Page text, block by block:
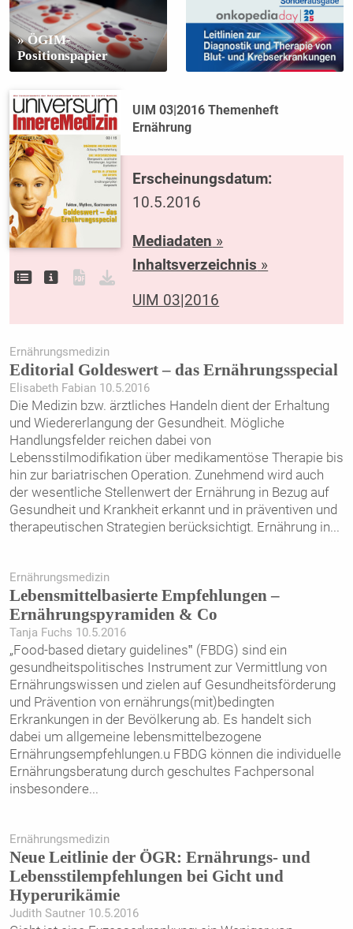
» ÖGIM-
Positionspapier
UIM 03|2016 Themenheft
Ernährung
Erscheinungsdatum:
10.5.2016
Mediadaten »
Inhaltsverzeichnis »
UIM 03|2016
Ernährungsmedizin
Editorial Goldeswert – das Ernährungsspecial
Elisabeth Fabian 10.5.2016
Die Medizin bzw. ärztliches Handeln dient der Erhaltung
und Wiedererlangung der Gesundheit. Mögliche
Handlungsfelder reichen dabei von
Lebensstilmodifikation über medikamentöse Therapie bis
hin zur bariatrischen Operation. Zunehmend wird auch
der wesentliche Stellenwert der Ernährung in Bezug auf
Gesundheit und Krankheit erkannt und in präventiven und
therapeutischen Strategien berücksichtigt. Ernährung in...
Ernährungsmedizin
Lebensmittelbasierte Empfehlungen –
Ernährungspyramiden & Co
Tanja Fuchs 10.5.2016
„Food-based dietary guidelines‟ (FBDG) sind ein
gesundheitspolitisches Instrument zur Vermittlung von
Ernährungswissen und zielen auf Gesundheitsförderung
und Prävention von ernährungs(mit)bedingten
Erkrankungen in der Bevölkerung ab. Es handelt sich
dabei um allgemeine lebensmittelbezogene
Ernährungsempfehlungen.u FBDG können die individuelle
Ernährungsberatung durch geschultes Fachpersonal
insbesondere...
Ernährungsmedizin
Neue Leitlinie der ÖGR: Ernährungs- und
Lebensstilempfehlungen bei Gicht und
Hyperurikämie
Judith Sautner 10.5.2016